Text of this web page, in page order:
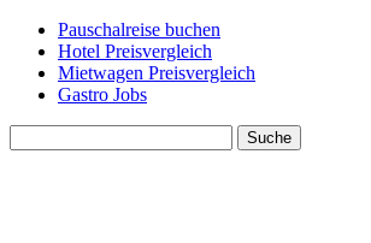
Pauschalreise buchen
Hotel Preisvergleich
Mietwagen Preisvergleich
Gastro Jobs
Suche